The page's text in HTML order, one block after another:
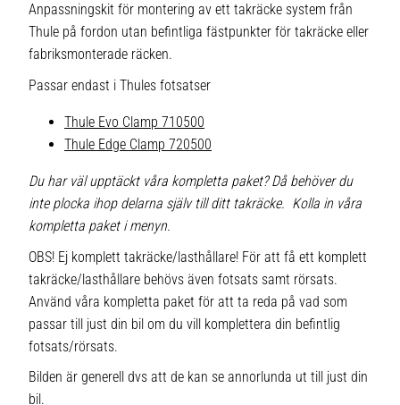
Anpassningskit för montering av ett takräcke system från
Thule på fordon utan befintliga fästpunkter för takräcke eller
fabriksmonterade räcken.
Passar endast i Thules fotsatser
Thule Evo Clamp 710500
Thule Edge Clamp 720500
Du har väl upptäckt våra kompletta paket? Då behöver du
inte plocka ihop delarna själv till ditt takräcke. Kolla in våra
kompletta paket i menyn.
OBS! Ej komplett takräcke/lasthållare! För att få ett komplett
takräcke/lasthållare behövs även fotsats samt rörsats.
Använd våra kompletta paket för att ta reda på vad som
passar till just din bil om du vill komplettera din befintlig
fotsats/rörsats.
Bilden är generell dvs att de kan se annorlunda ut till just din
bil.